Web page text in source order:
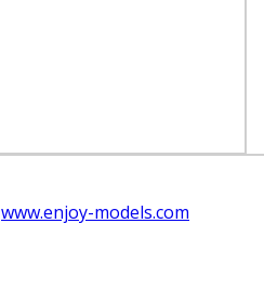
www.enjoy-models.com